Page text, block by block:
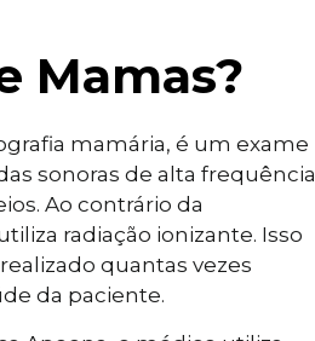
Mamas?
mamária, é um exame
sonoras de alta frequência
Ao contrário da
radiação ionizante. Isso
quantas vezes
da paciente.